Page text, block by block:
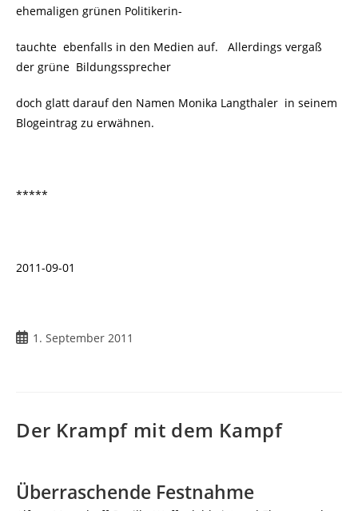
ehemaligen grünen Politikerin-
tauchte ebenfalls in den Medien auf. Allerdings vergaß
der grüne Bildungssprecher
doch glatt darauf den Namen Monika Langthaler in seinem
Blogeintrag zu erwähnen.
*****
2011-09-01
Beitrag1. September 2011
Der Krampf mit dem Kampf
Überraschende Festnahme